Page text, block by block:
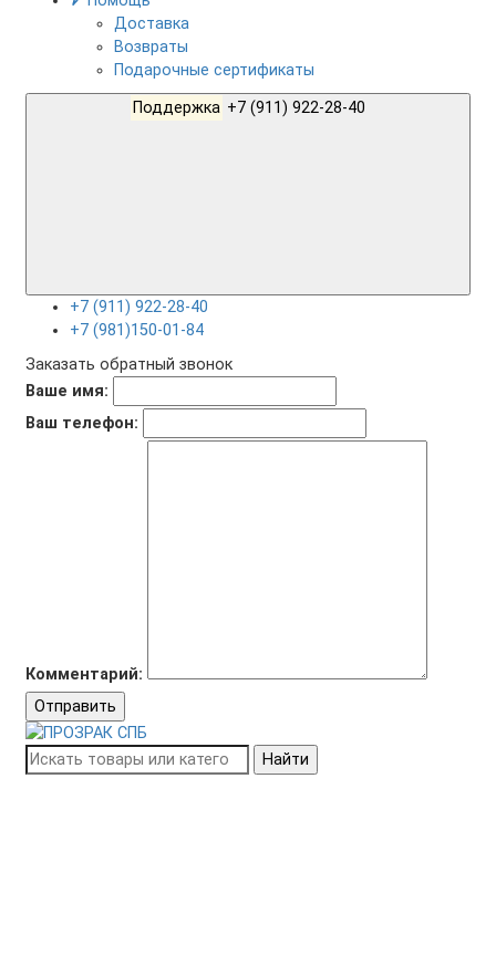
Доставка
Возвраты
Подарочные сертификаты
Поддержка
+7 (911) 922-28-40
+7 (981)150-01-84
Заказать обратный звонок
Ваше имя:
Ваш телефон:
Комментарий:
Отправить
Найти